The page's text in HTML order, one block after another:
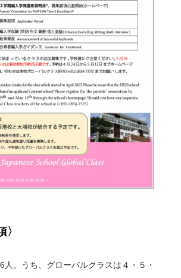
〉
⼈。うち、グローバルクラスは４・５・